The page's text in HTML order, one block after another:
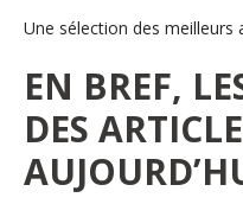
Une sélection des
EN BREF,
DES